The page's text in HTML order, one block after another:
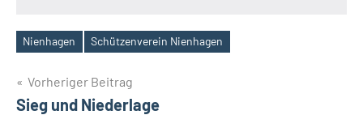
Schlagwörter
Nienhagen Schützenverein Nienhagen
Beitragsnavigation
Vorheriger Beitrag
Sieg und Niederlage